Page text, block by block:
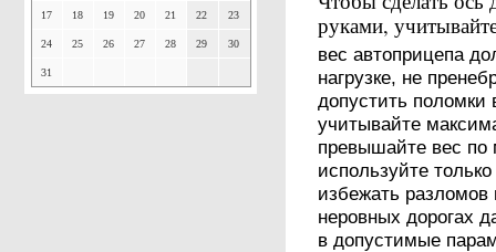
17 18 19 20 21 22 23
24 25 26 27 28 29 30
31
руками,
вес автоприцепа
нагрузке, не
допустить поломки
учитывайте
превышайте вес по
используйте
избежать
неровных дорогах
в допустимые